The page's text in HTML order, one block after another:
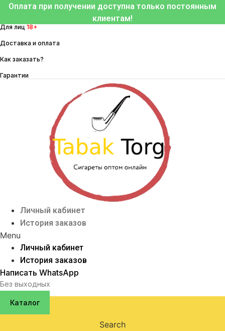
Перейти
содержимому
Оплата при получении доступна только постоянным
клиентам!
Для лиц 18+
Доставка и оплата
Как заказать?
Гарантии
Личный кабинет
История заказов
Menu
Личный кабинет
История заказов
Написать WhatsApp
Без выходных
Каталог
Search